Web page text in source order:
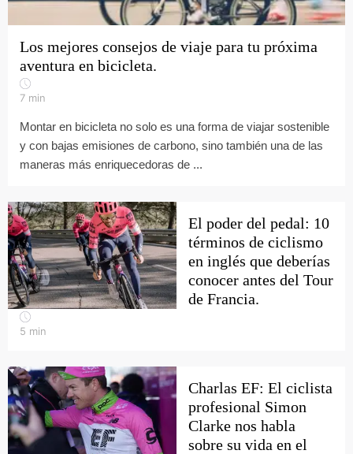
Los mejores consejos de viaje para tu próxima
aventura en bicicleta.
7 min
Montar en bicicleta no solo es una forma de viajar sostenible
y con bajas emisiones de carbono, sino también una de las
maneras más enriquecedoras de ...
El poder del pedal: 10
términos de ciclismo
en inglés que deberías
conocer antes del Tour
de Francia.
5 min
Charlas EF: El ciclista
profesional Simon
Clarke nos habla
sobre su vida en el